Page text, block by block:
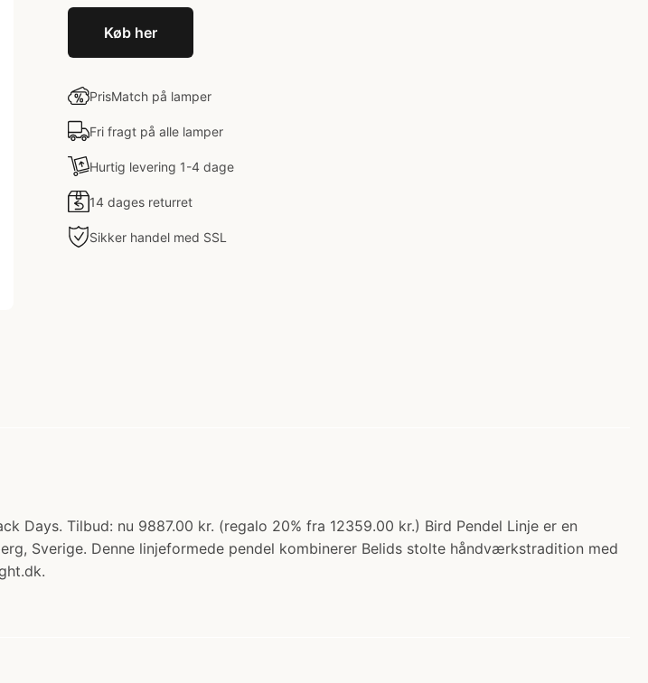
Køb her
PrisMatch på lamper
Fri fragt på alle lamper
Hurtig levering 1-4 dage
14 dages returret
Sikker handel med SSL
Days. Tilbud: nu 9887.00 kr. (regalo 20% fra 12359.00 kr.) Bird Pendel Linje er en
Sverige. Denne linjeformede pendel kombinerer Belids stolte håndværkstradition med